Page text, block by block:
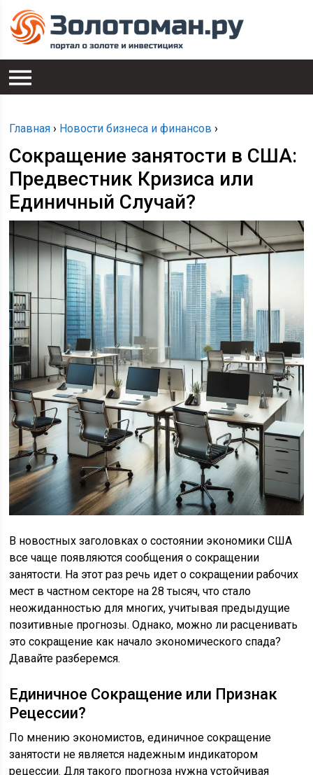
Главная › Новости бизнеса и финансов ›
Сокращение занятости в США:
Предвестник Кризиса или
Единичный Случай?
В новостных заголовках о состоянии экономики США
все чаще появляются сообщения о сокращении
занятости. На этот раз речь идет о сокращении рабочих
мест в частном секторе на 28 тысяч, что стало
неожиданностью для многих, учитывая предыдущие
позитивные прогнозы. Однако, можно ли расценивать
это сокращение как начало экономического спада?
Давайте разберемся.
Единичное Сокращение или Признак
Рецессии?
По мнению экономистов, единичное сокращение
занятости не является надежным индикатором
рецессии. Для такого прогноза нужна устойчивая